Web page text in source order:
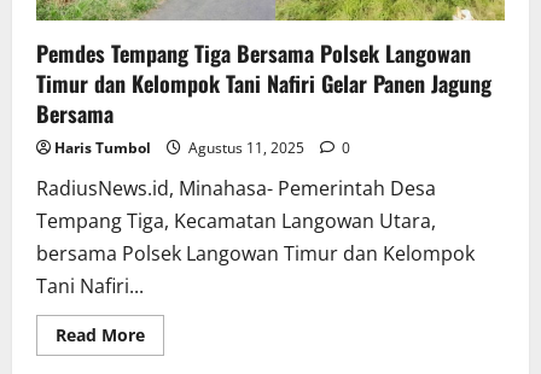
Pemdes Tempang Tiga Bersama Polsek Langowan
Timur dan Kelompok Tani Nafiri Gelar Panen Jagung
Bersama
Haris Tumbol Agustus 11, 2025 0
RadiusNews.id, Minahasa- Pemerintah Desa
Tempang Tiga, Kecamatan Langowan Utara,
bersama Polsek Langowan Timur dan Kelompok
Tani Nafiri...
Read MoreRead
more